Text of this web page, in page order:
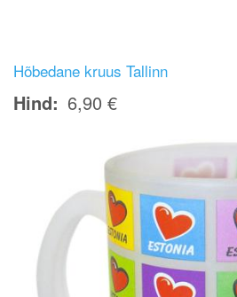
Hõbedane kruus Tallinn
Hind 6,90 €